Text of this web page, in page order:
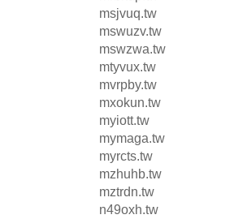
msjvuq.tw
mswuzv.tw
mswzwa.tw
mtyvux.tw
mvrpby.tw
mxokun.tw
myiott.tw
mymaga.tw
myrcts.tw
mzhuhb.tw
mztrdn.tw
n49oxh.tw